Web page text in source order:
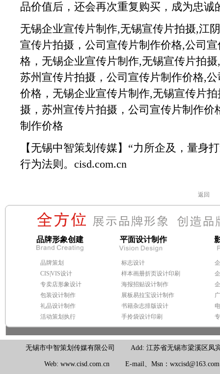
品价值后，还会再次重复购买，成为忠诚
无锡企业宣传片制作,无锡宣传片拍摄,江
宣传片拍摄，公司宣传片制作价格,公司
格， 无锡企业宣传片制作,无锡宣传片拍
苏州宣传片拍摄，公司宣传片制作价格,
价格， 无锡企业宣传片制作,无锡宣传片
摄，苏州宣传片拍摄，公司宣传片制作
制作价格
【无锡中智策划传媒】“力所企及，量身
行为法则。cisd.com.cn
返回
品牌形象创建 平面设计制作
品牌策划
CIS|VIS设计
专卖店形象设计
包装设计制作
礼品设计制作
活动策划执行
标志设计
样本画册折页设计印刷
海报招贴设计制作
展板易拉宝设计制作
书籍杂志排版设计
手拎袋设计印刷
无锡市中智策划传媒有限公司 Add: 江苏省无锡市梁溪区凤
Web: www.cisd.com.cn E-mail、Msn：